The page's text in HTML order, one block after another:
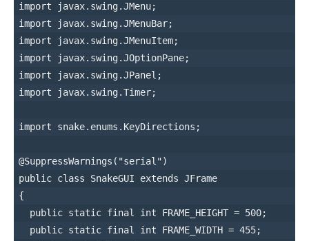
import javax.swing.JMenu;
import javax.swing.JMenuBar;
import javax.swing.JMenuItem;
import javax.swing.JOptionPane;
import javax.swing.JPanel;
import javax.swing.Timer;
import snake.enums.KeyDirections;
@SuppressWarnings("serial")
public class SnakeGUI extends JFrame
{
  public static final int FRAME_HEIGHT = 500;
  public static final int FRAME_WIDTH = 455;